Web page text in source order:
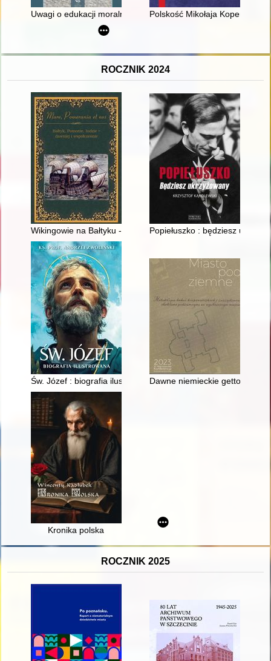
Uwagi o edukacji moralnej synów szlacheckich w XVI-
Polskość Mikołaja Kopernika z
ROCZNIK 2024
Wikingowie na Bałtyku - skandynawska i słowiańska
Popiełuszko : będziesz
Św. Józef : biografia ilustrowanaDawne niemieckie getto w
Kronika polska
ROCZNIK 2025